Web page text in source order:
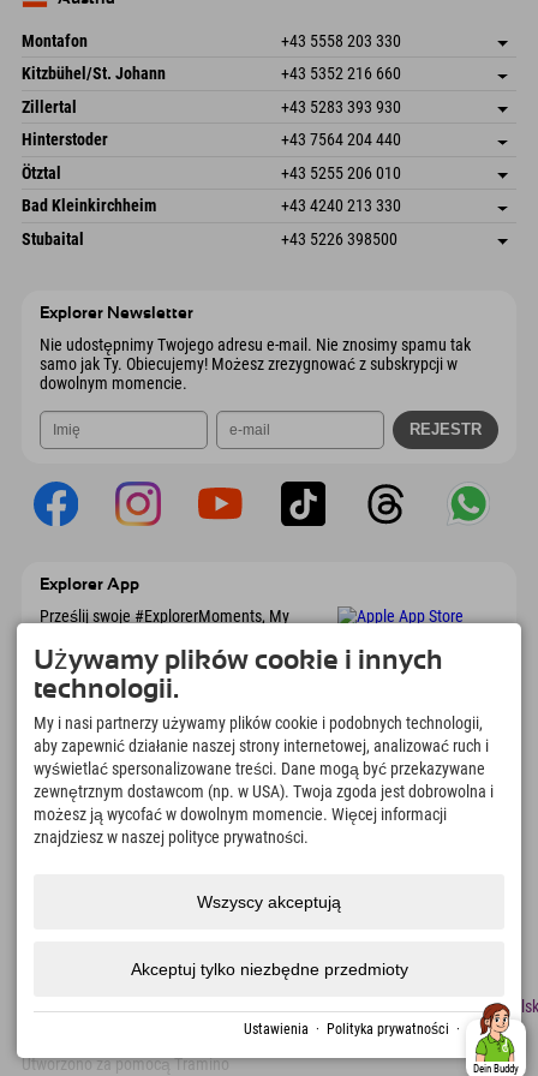
Montafon +43 5558 203 330
Dorfstr. 127b
6793 Gaschurn/Montafon
Austria
Zapisz adres
Książka
Kitzbühel/St. Johann +43 5352 216 660
Speckbacherstraße 87
6380 St. Johann in Tirol
Austria
Zapisz adres
Informacje o przyjeździe
Książka
Zillertal +43 5283 393 930
Schmiedau 2
Austria
Zapisz adres
Książka
Hinterstoder +43 7564 204 440
Freizeitpark 10
4573 Hinterstoder
Austria
Zapisz adres
Informacje o przyjeździe
Książka
Ötztal +43 5255 206 010
Gscheat 14
Austria
Zapisz adres
Książka
Bad Kleinkirchheim +43 4240 213 330
Dorfstraße 24
9546 Bad Kleinkirchheim
Zapisz adres
Informacje o przyjeździe
Stubaital +43 5226 398500
Explorer Newsletter
Nie udostępnimy Twojego adresu e-mail. Nie znosimy spamu tak
samo jak Ty. Obiecujemy! Możesz zrezygnować z subskrypcji w
dowolnym momencie.
Explorer App
Prześlij swoje #ExplorerMoments, My
marzeń, przeglądem restauracji i wieloma
innymi. Pobierz teraz!
Czas na chwile odkrywcy
166
Jeziora górskie i baseny
rekreacyjne
4.634km
Stoki do jazdy na nartach i
snowboardzie
8.991km
zrównoważonego
Utworzono za pomocą Tramino Dein Buddy
Używamy plików cookie i innych
technologii.
My i nasi partnerzy używamy plików cookie i podobnych technologii,
aby zapewnić działanie naszej strony internetowej, analizować ruch i
wyświetlać spersonalizowane treści. Dane mogą być przekazywane
zewnętrznym dostawcom (np. w USA). Twoja zgoda jest dobrowolna i
możesz ją wycofać w dowolnym momencie. Więcej informacji
znajdziesz w naszej polityce prywatności.
Wszyscy akceptują
Akceptuj tylko niezbędne przedmioty
Ustawienia · Polityka prywatności · odcisk